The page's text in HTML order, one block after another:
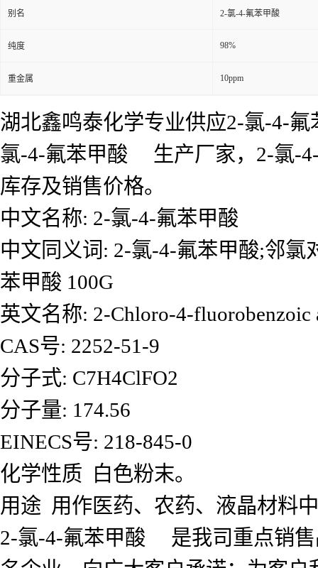
别名 2-氯-4-氟苯甲酸
纯度 98%
重金属 10ppm
湖北鑫鸣泰化学专业供应2-氯-4-
氯-4-氟苯甲酸 生产厂家，2-氯-
库存及销售价格。
中文名称: 2-氯-4-氟苯甲酸
中文同义词: 2-氯-4-氟苯甲酸;邻氯
苯甲酸 100G
英文名称: 2-Chloro-4-fluorobenzoic
CAS号: 2252-51-9
分子式: C7H4ClFO2
分子量: 174.56
EINECS号: 218-845-0
化学性质 白色粉末。
用途 用作医药、农药、液晶材料
2-氯-4-氟苯甲酸 是我司重点销售